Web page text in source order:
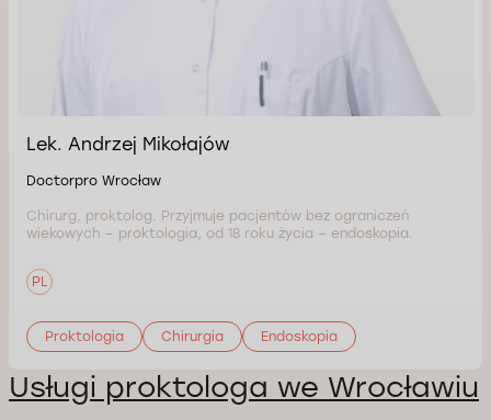
Lek. Andrzej Mikołajów
Doctorpro Wrocław
Chirurg, proktolog. Przyjmuje pacjentów bez ograniczeń
wiekowych – proktologia, od 18 roku życia – endoskopia.
PL
Proktologia Chirurgia Endoskopia
Usługi proktologa we Wrocławiu